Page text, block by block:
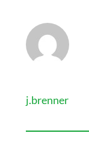
j.brenner